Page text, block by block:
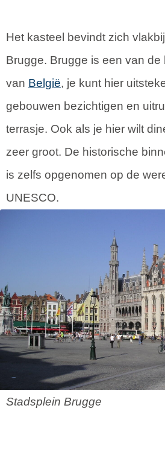
Het kasteel bevindt zich
Brugge. Brugge is een van
van België, je kunt hier
gebouwen bezichtigen en
terrasje. Ook als je hier wilt
zeer groot. De historische
is zelfs opgenomen op de
UNESCO.
Stadsplein Brugge